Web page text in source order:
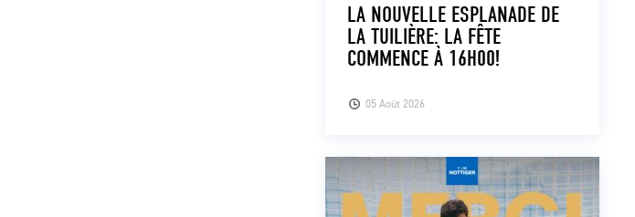
05 Août 2026
LA NOUVELLE ESPLANADE DE
LA TUILIÈRE: LA FÊTE
COMMENCE À 16H00!